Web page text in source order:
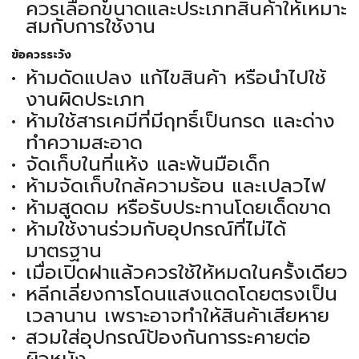
ควรเลือกขนาดและประเภทสินค้าให้เหมาะ
สมกับการใช้งาน
ข้อควรระวัง
ห้ามดัดแปลง แก้ไขสินค้า หรือนำไปใช้
งานผิดประเภท
ห้ามใช้สารเคมีที่มีฤทธิ์เป็นกรด และด่าง
ทำความสะอาด
จัดเก็บในที่แห้ง และพ้นมือเด็ก
ห้ามจัดเก็บใกล้ความร้อน และเปลวไฟ
ห้ามสูดดม หรือรับประทานโดยเด็ดขาด
ห้ามใช้งานร่วมกับอุปกรณ์ที่ไม่ได้
มาตรฐาน
เมื่อเปิดฝาแล้วควรใช้ให้หมดในครั้งเดียว
หลีกเลี่ยงการโดนแสงแดดโดยตรงเป็น
เวลานาน เพราะอาจทำให้สินค้าเสียหาย
สวมใส่อุปกรณ์ป้องกันการระคายต่อ